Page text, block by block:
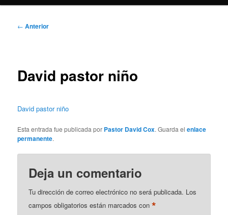
Navegación
← Anterior
David pastor niño
David pastor niño
Esta entrada fue publicada por Pastor David Cox. Guarda elenlace
permanente.
Deja un comentario
Tu dirección de correo electrónico no será publicada. Los
campos obligatorios están marcados con*